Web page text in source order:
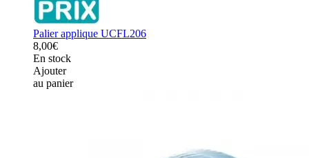
Palier applique UCFL206
8,00€
En stock
Ajouter
au panier